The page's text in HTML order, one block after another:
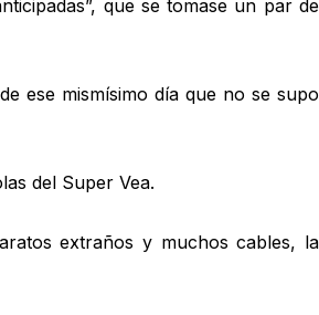
que se tomase un par de
ese mismísimo día que no se supo
del Super Vea.
extraños y muchos cables, la